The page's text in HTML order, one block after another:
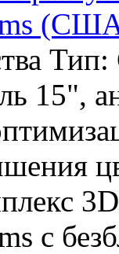
15",
с